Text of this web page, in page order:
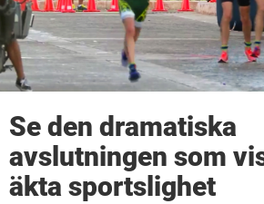
Se den dramatiska
avslutningen som
äkta sportslighet